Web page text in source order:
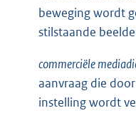
beweging wordt
stilstaande
commerciële
aanvraag die
instelling wordt